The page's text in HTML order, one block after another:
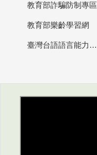
教育部詐騙防制專區
教育部樂齡學習網
臺灣台語語言能力認證網站